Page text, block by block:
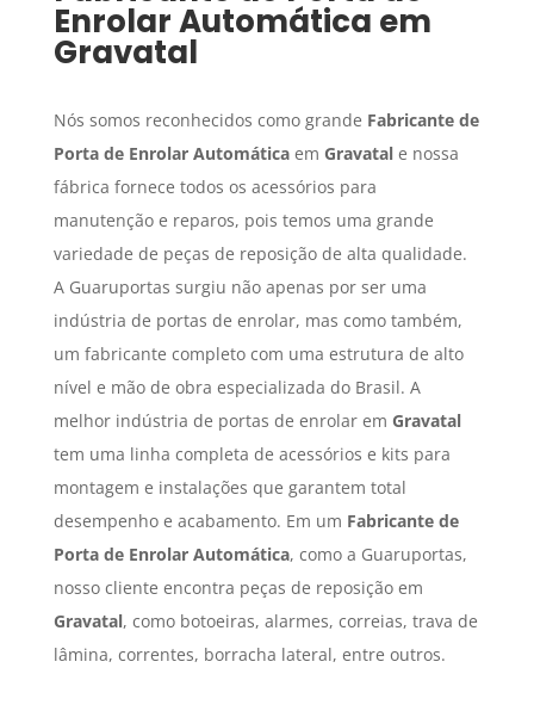
Enrolar Automática em
Gravatal
Nós somos reconhecidos como grande Fabricante de
Porta de Enrolar Automáticaem Gravatale nossa
fábrica fornece todos os acessórios para
manutenção e reparos, pois temos uma grande
variedade de peças de reposição de alta qualidade.
A Guaruportas surgiu não apenas por ser uma
indústria de portas de enrolar, mas como também,
um fabricante completo com uma estrutura de alto
nível e mão de obra especializada do Brasil. A
melhor indústria de portas de enrolar em Gravatal
tem uma linha completa de acessórios e kits para
montagem e instalações que garantem total
desempenho e acabamento. Em um Fabricante de
Porta de Enrolar Automática, como a Guaruportas,
nosso cliente encontra peças de reposição em
Gravatal, como botoeiras, alarmes, correias, trava de
lâmina, correntes, borracha lateral, entre outros.